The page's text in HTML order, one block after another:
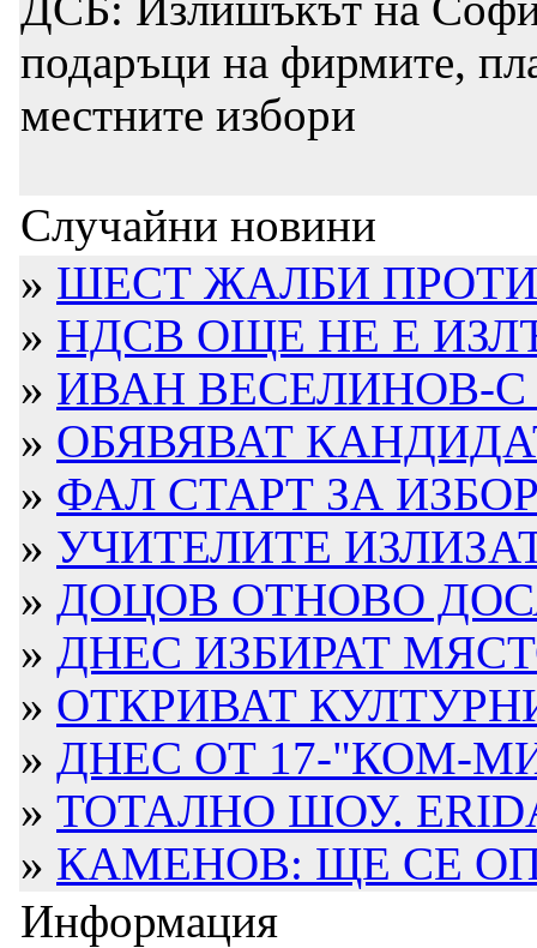
подаръци на фирмите,
местните избори
Случайни новини
» ШЕСТ ЖАЛБИ
» НДСВ ОЩЕ НЕ Е
» ИВАН ВЕСЕЛИНОВ-
» ОБЯВЯВАТ
» ФАЛ СТАРТ ЗА
» УЧИТЕЛИТЕ
» ДОЦОВ ОТНОВО
» ДНЕС ИЗБИРАТ
» ОТКРИВАТ
» ДНЕС ОТ 17-"КОМ-
» ТОТАЛНО ШОУ.
» КАМЕНОВ: ЩЕ СЕ
Информация